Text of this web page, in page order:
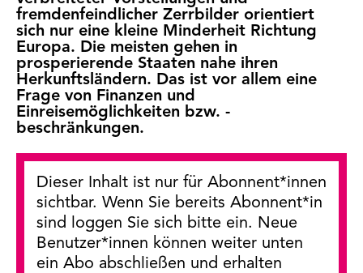
fremdenfeindlicher Zerrbilder orientiert
sich nur eine kleine Minderheit Richtung
Europa. Die meisten gehen in
prosperierende Staaten nahe ihren
Herkunftsländern. Das ist vor allem eine
Frage von Finanzen und
Einreisemöglichkeiten bzw. -
beschränkungen.
Dieser Inhalt ist nur für Abonnent*innen
sichtbar. Wenn Sie bereits Abonnent*in
sind loggen Sie sich bitte ein. Neue
Benutzer*innen können weiter unten
ein Abo abschließen und erhalten